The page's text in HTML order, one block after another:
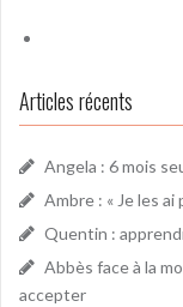
Articles récents
Angela : 6 mois
Ambre : « Je les ai
Quentin :
Abbès face à la
accepter